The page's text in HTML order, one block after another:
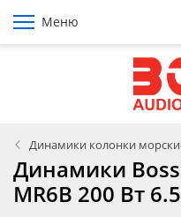
Меню
Динамики колонки
Динамики
MR6B 200 Вт